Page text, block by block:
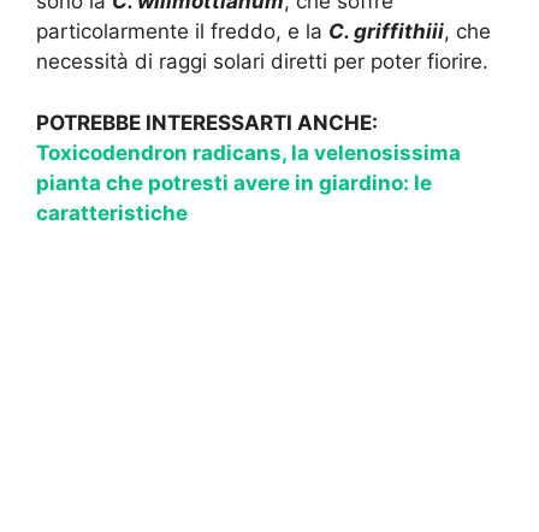
particolarmente il freddo, e la C. griffithiii, che
necessità di raggi solari diretti per poter fiorire.
POTREBBE INTERESSARTI ANCHE:
Toxicodendron radicans, la velenosissima
pianta che potresti avere in giardino: le
caratteristiche